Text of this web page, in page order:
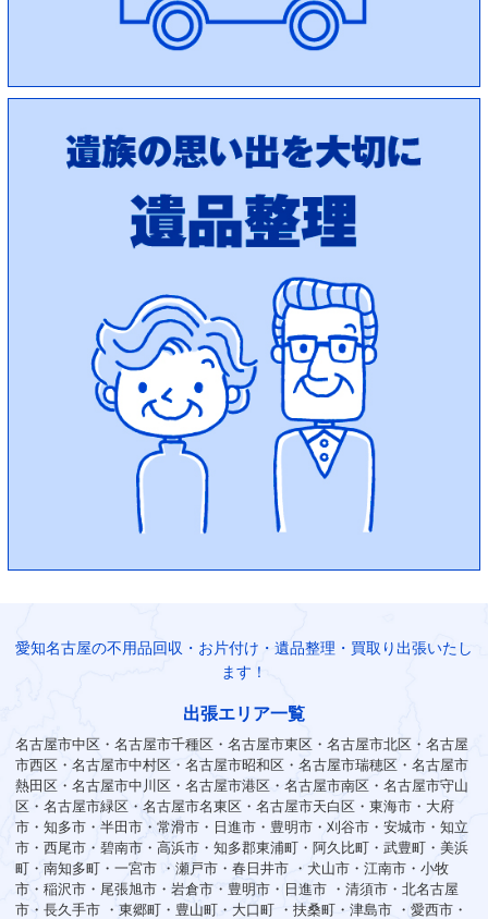
愛知名古屋の不用品回収・お片付け・遺品整理・買取り出張いたし
ます！
出張エリア一覧
名古屋市中区・名古屋市千種区・名古屋市東区・名古屋市北区・名古屋
市西区・名古屋市中村区・名古屋市昭和区・名古屋市瑞穂区・名古屋市
熱田区・名古屋市中川区・名古屋市港区・名古屋市南区・名古屋市守山
区・名古屋市緑区・名古屋市名東区・名古屋市天白区・東海市・大府
市・知多市・半田市・常滑市・日進市・豊明市・刈谷市・安城市・知立
市・西尾市・碧南市・高浜市・知多郡東浦町・阿久比町・武豊町・美浜
町・南知多町・一宮市 ・瀬戸市・春日井市 ・犬山市・江南市・小牧
市・稲沢市・尾張旭市・岩倉市・豊明市・日進市 ・清須市・北名古屋
市・長久手市 ・東郷町・豊山町・大口町 ・扶桑町・津島市 ・愛西市・